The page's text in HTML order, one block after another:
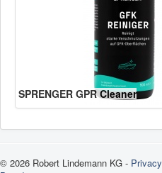
SPRENGER GPR Cleaner
© 2026 Robert Lindemann KG - Privacy